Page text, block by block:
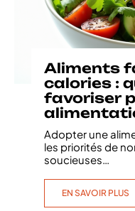
Aliments
calories :
favoriser
Adopter une
les priorités de
soucieuses…
EN SAVOIR PLUS